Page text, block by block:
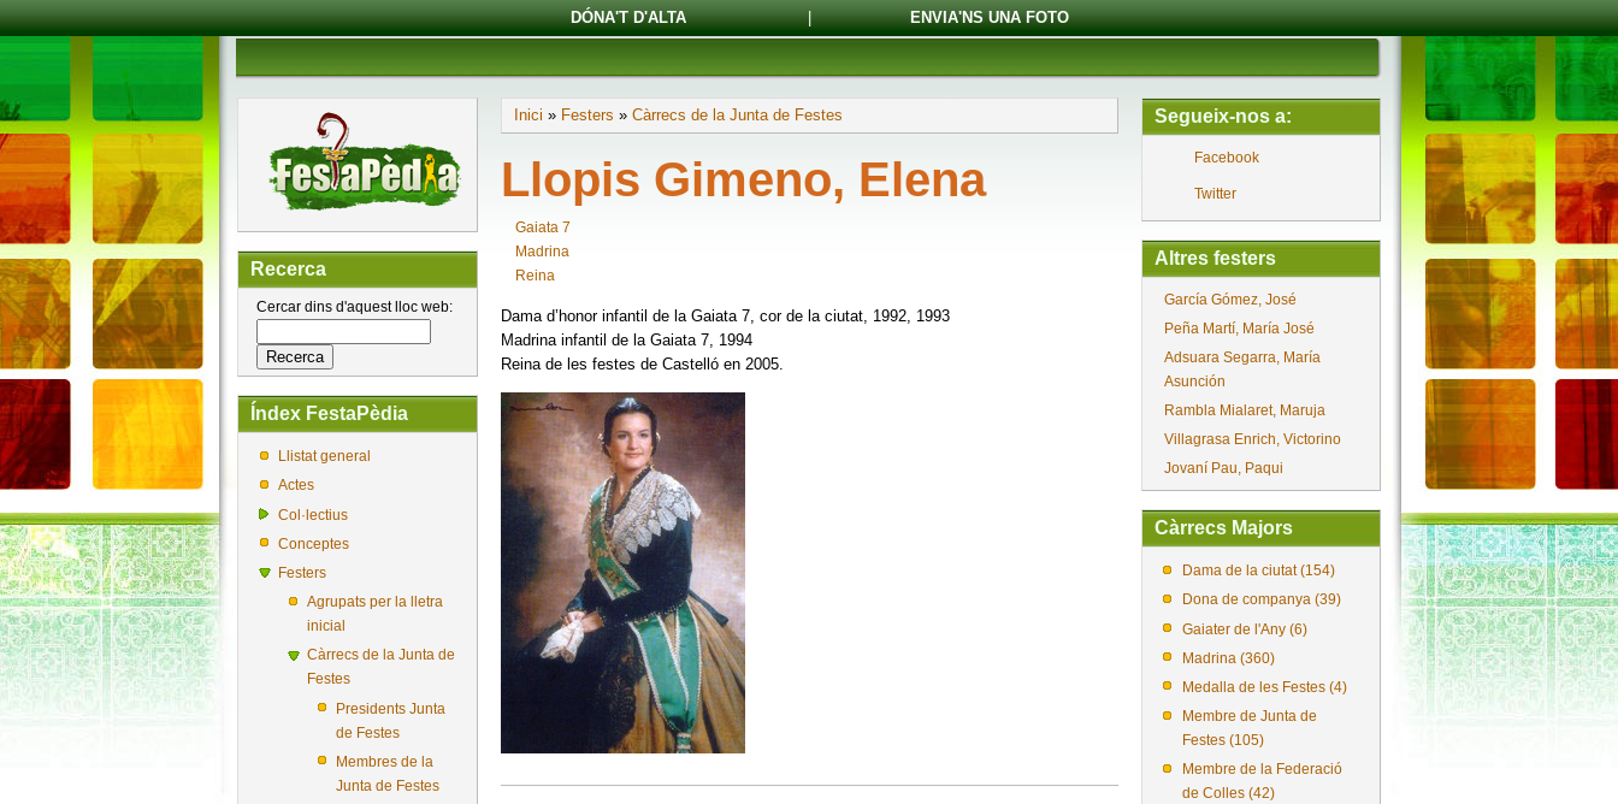
DÓNA'T D'ALTA | ENVIA'NS UNA FOTO
Recerca
Cercar dins d'aquest lloc web:
Índex FestaPèdia
Llistat general
Actes
Col·lectius
Conceptes
Festers
Agrupats per la lletra
inicial
Càrrecs de la Junta de
Festes
Presidents Junta
de Festes
Membres de la
Junta de Festes
Inici » Festers » Càrrecs de la Junta de Festes
Llopis Gimeno, Elena
Gaiata 7
Madrina
Reina
Dama d’honor infantil de la Gaiata 7, cor de la ciutat, 1992, 1993
Madrina infantil de la Gaiata 7, 1994
Reina de les festes de Castelló en 2005.
Segueix-nos a:
Facebook
Twitter
Altres festers
García Gómez, José
Peña Martí, María José
Adsuara Segarra, María
Asunción
Rambla Mialaret, Maruja
Villagrasa Enrich, Victorino
Jovaní Pau, Paqui
Càrrecs Majors
Dama de la ciutat (154)
Dona de companya (39)
Gaiater de l'Any (6)
Madrina (360)
Medalla de les Festes (4)
Membre de Junta de
Festes (105)
Membre de la Federació
de Colles (42)